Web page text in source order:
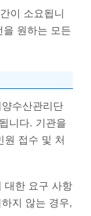
이 소요됩니
원하는 모든
수산관리단
니다. 기관을
원 접수 및 처
대한 요구 사항
지 않는 경우,